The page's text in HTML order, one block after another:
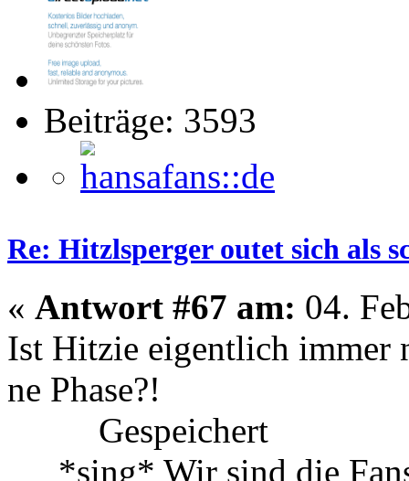
Beiträge: 3593
Re: Hitzlsperger outet sich als
« Antwort #67 am: 04.
Ist Hitzie eigentlich immer
ne Phase?!
Gespeichert
*sing* Wir sind die